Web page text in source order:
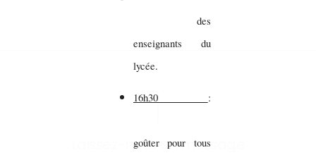
des
enseignants du
lycée.
16h30 :
goûter pour tous
Laissez-nous un message